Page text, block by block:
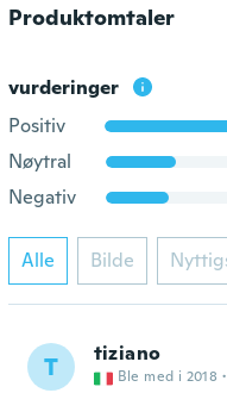
Produktomtaler
vurderinger
Positiv
Nøytral
Negativ
Alle Bilde
T tiziano
Ble med i 2018 ·